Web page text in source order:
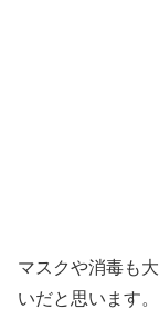
マスクや消毒も
いだと思います